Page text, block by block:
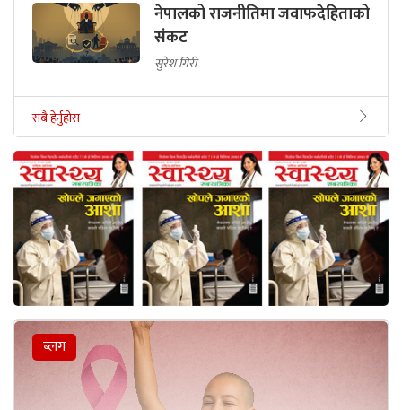
नेपालको राजनीतिमा जवाफदेहिताको
संकट
सुरेश गिरी
सबै हेर्नुहोस
ब्लग